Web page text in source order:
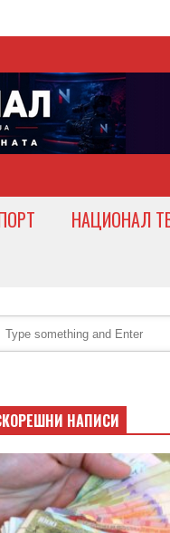
НАЦИОНАЛ
НАПИСИ